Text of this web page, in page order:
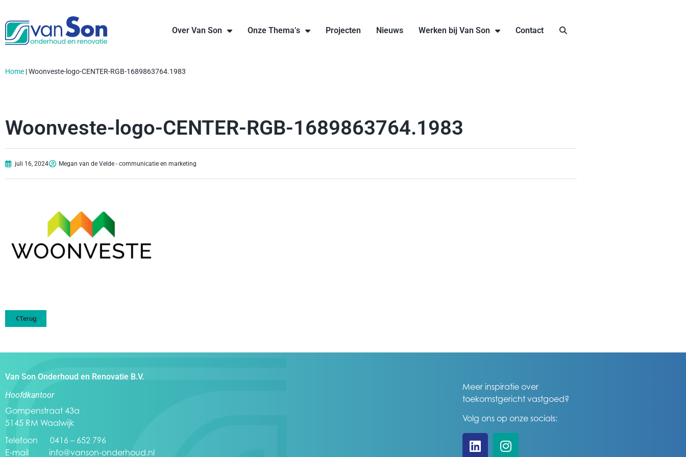
Over Van Son Onze Thema’s Projecten Nieuws Werken bij Van Son Contact
Home |Woonveste-logo-CENTER-RGB-1689863764.1983
Woonveste-logo-CENTER-RGB-1689863764.1983
juli 16, 2024 Megan van de Velde - communicatie en marketing
Terug
Van Son Onderhoud en Renovatie B.V.
Hoofdkantoor
Gompenstraat 43a
5145 RM Waalwijk
Telefoon 0416 – 652 796
E-mail info@vanson-onderhoud.nl
Meer inspiratie over
toekomstgericht vastgoed?
Volg ons op onze socials: